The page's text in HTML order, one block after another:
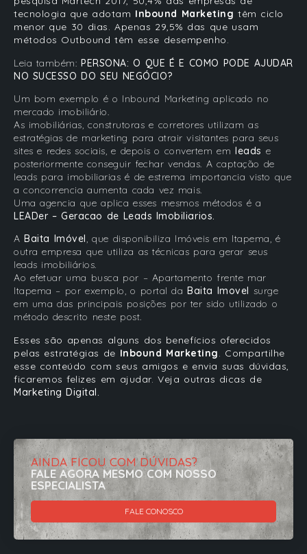
tecnologia que adotam Inbound Marketing têm ciclo
menor que 30 dias. Apenas 29,5% das que usam
métodos Outbound têm esse desempenho.
Leia também:PERSONA: O QUE É E COMO PODE AJUDAR
NO SUCESSO DO SEU NEGÓCIO?
Um bom exemplo é o Inbound Marketing aplicado no
mercado imobiliário.
As imobiliárias, construtoras e corretores utilizam as
estratégias de marketing para atrair visitantes para seus
sites e redes sociais, e depois o convertem emleads e
posteriormente conseguir fechar vendas. A captação de
leads para imobiliarias é de estrema importancia visto que
a concorrencia aumenta cada vez mais.
Uma agencia que aplica esses mesmos métodos é a
LEADer – Geracao de Leads Imobiliarios.
ABaita Imóvel, que disponibiliza Imóveis em Itapema, é
outra empresa que utiliza as técnicas para gerar seus
leads imobiliários.
Ao efetuar uma busca por – Apartamento frente mar
Itapema – por exemplo, o portal daBaita Imovel surge
em uma das principais posições por ter sido utilizado o
método descrito neste post.
Esses são apenas alguns dos benefícios oferecidos
pelas estratégias de Inbound Marketing. Compartilhe
esse conteúdo com seus amigos e envia suas dúvidas,
ficaremos felizes em ajudar. Veja outras dicas de
Marketing Digital.
AINDA FICOU COM DÚVIDAS?
FALE AGORA MESMO COM NOSSO
ESPECIALISTA
FALE CONOSCO